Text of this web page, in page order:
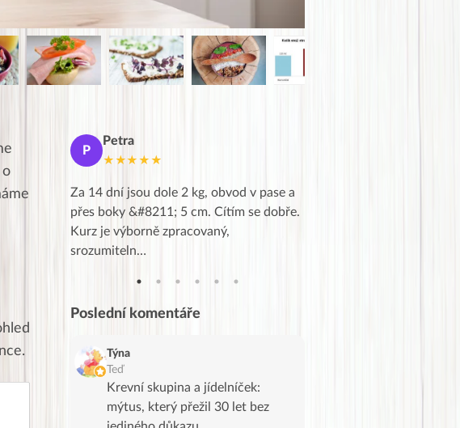
o
pátek,
a
P
Petra
★★★★★
Za 14 dní jsou dole 2 kg, obvod v pase a
přes boky &#8211; 5 cm. Cítím se dobře.
Kurz je výborně zpracovaný,
srozumiteln…
Poslední komentáře
Týna
Teď
Krevní skupina a jídelníček:
mýtus, který přežil 30 let bez